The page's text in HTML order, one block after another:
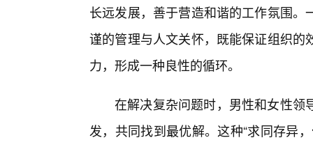
长远发展，善于营造和谐的工作氛围
谨的管理与人文关怀，既能保证组织
力，形成一种良性的循环。
在解决复杂问题时，男性和女性领
发，共同找到最优解。这种“求同存异